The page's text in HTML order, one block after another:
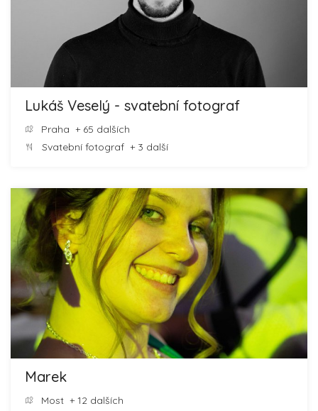
Lukáš Veselý - svatební fotograf
Praha + 65 dalších
Svatební fotograf + 3 další
Marek
Most + 12 dalších